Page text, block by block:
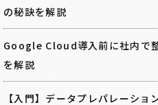
の秘訣を解説
Google Cloud導入前に社内で
を解説
【入門】データプレパレーシ